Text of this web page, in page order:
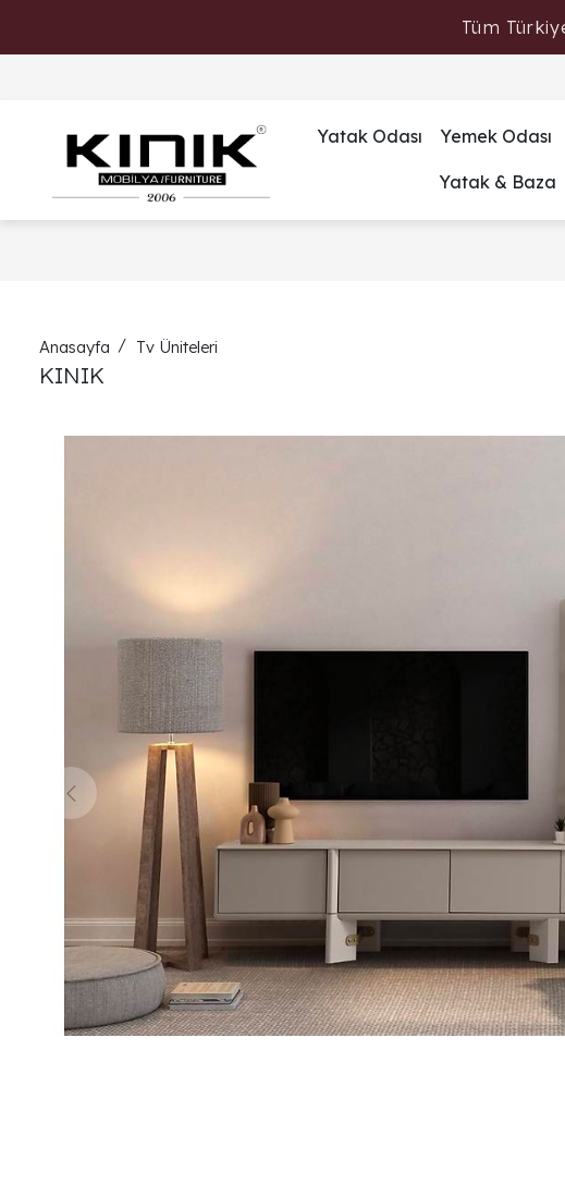
Tüm
Yatak Odası Yemek Odası
Yatak & Baza
Anasayfa Tv Üniteleri
KINIK